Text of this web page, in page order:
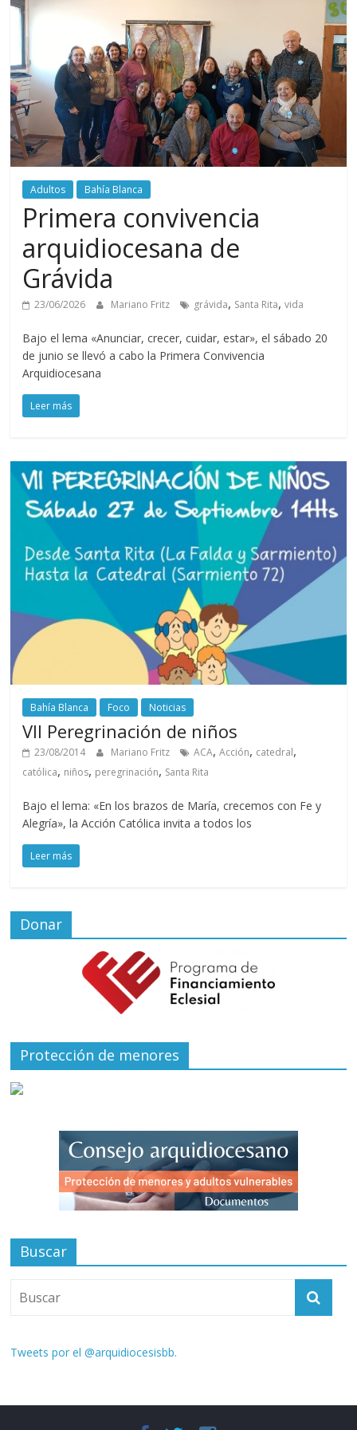
Adultos Bahía Blanca
Primera convivencia
arquidiocesana de
Grávida
23/06/2026 Mariano Fritz grávida, Santa Rita,vida
Bajo el lema «Anunciar, crecer, cuidar, estar», el sábado 20
de junio se llevó a cabo la Primera Convivencia
Arquidiocesana
Leer más
Bahía Blanca Foco Noticias
VII Peregrinación de niños
23/08/2014 Mariano Fritz ACA,Acción, catedral,
católica, niños, peregrinación, Santa Rita
Bajo el lema: «En los brazos de María, crecemos con Fe y
Alegría», la Acción Católica invita a todos los
Leer más
Donar
Protección de menores
Buscar
Tweets por el @arquidiocesisbb.